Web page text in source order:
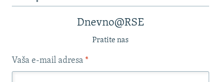
Dnevno@RSE
Pratite nas
Vaša e-mail adresa *